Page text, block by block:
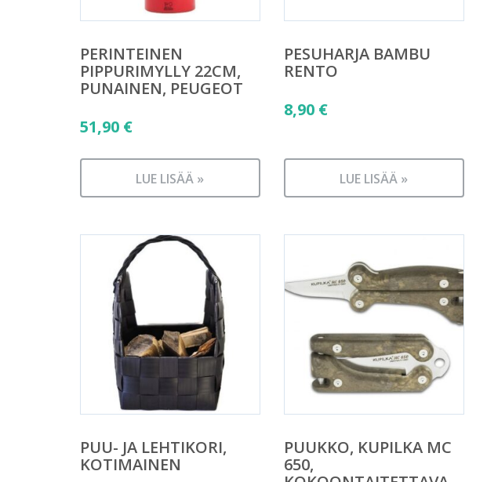
PERINTEINEN
PIPPURIMYLLY 22CM,
PUNAINEN, PEUGEOT
51,90 €
LUE LISÄÄ »
PESUHARJA BAMBU
RENTO
8,90 €
LUE LISÄÄ »
PUU- JA LEHTIKORI,
KOTIMAINEN
PUUKKO, KUPILKA MC
650,